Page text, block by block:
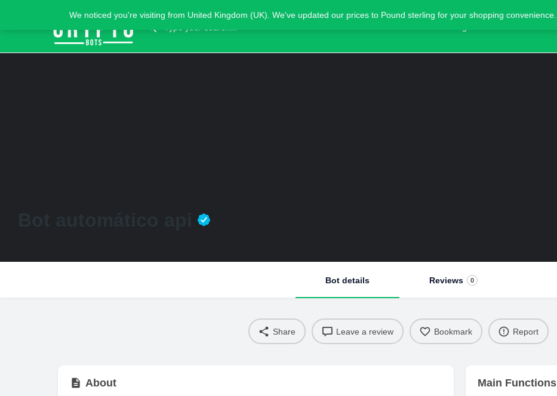
Bot details Reviews 0
Share Leave a review Bookmark Report
About Main Functions
We noticed you're visiting from United Kingdom (UK). We've updated our prices to Pound sterling for your shopping convenience.